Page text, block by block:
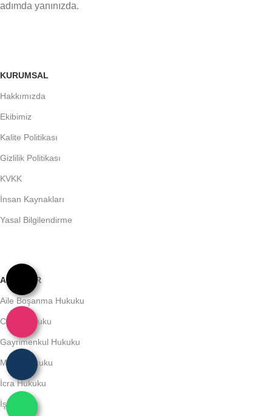
adımda yanınızda.
KURUMSAL
Hakkımızda
Ekibimiz
Kalite Politikası
Gizlilik Politikası
KVKK
İnsan Kaynakları
Yasal Bilgilendirme
ALANLAR
Aile Boşanma Hukuku
Ceza Hukuku
Gayrimenkul Hukuku
Miras Hukuku
İcra Hukuku
İş Hukuku